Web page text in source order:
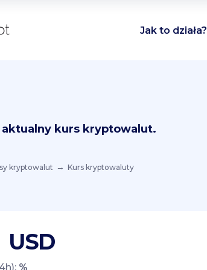
Jak to działa?
aktualny kurs kryptowalut.
kryptowalut Kurs kryptowaluty
USD
%